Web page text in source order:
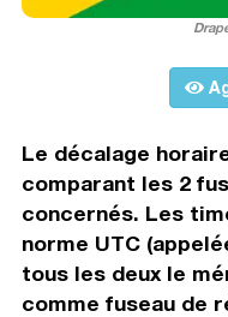
Le décalage
comparant les 2
concernés. Les
norme UTC
tous les deux le
comme fuseau de